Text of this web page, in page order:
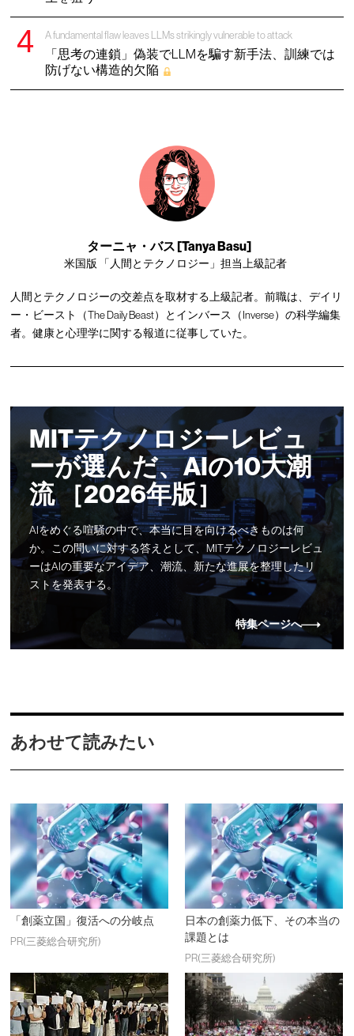
A fundamental flaw leaves LLMs strikingly vulnerable to attack
「思考の連鎖」偽装でLLMを騙す新手法、訓練では
防げない構造的欠陥
ターニャ・バス [Tanya Basu]
米国版 「人間とテクノロジー」担当上級記者
人間とテクノロジーの交差点を取材する上級記者。前職は、デイリ
ー・ビースト（The Daily Beast）とインバース（Inverse）の科学編集
者。健康と心理学に関する報道に従事していた。
MITテクノロジーレビュ
ーが選んだ、AIの10大潮
流 ［2026年版］
AIをめぐる喧騒の中で、本当に目を向けるべきものは何
か。この問いに対する答えとして、MITテクノロジーレビュ
ーはAIの重要なアイデア、潮流、新たな進展を整理したリ
ストを発表する。
特集ページへ
あわせて読みたい
「創薬立国」復活への分岐点
PR(三菱総合研究所)
日本の創薬力低下、その本当の
課題とは
PR(三菱総合研究所)